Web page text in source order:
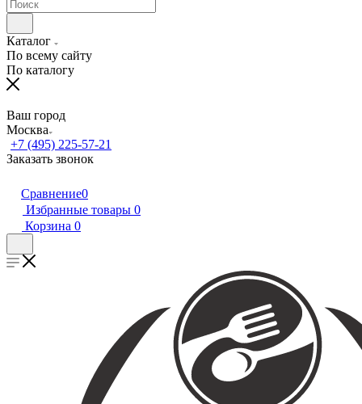
Каталог
По всему сайту
По каталогу
Ваш город
Москва
+7 (495) 225-57-21
Заказать звонок
Сравнение0
Избранные товары 0
Корзина 0